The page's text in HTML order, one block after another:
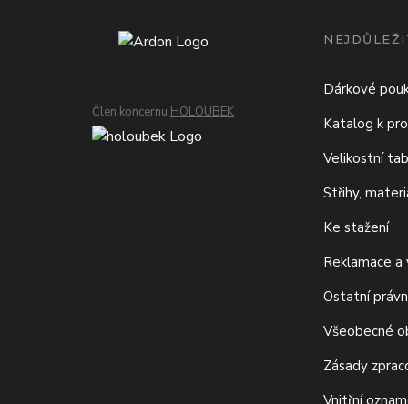
Člen koncernu HOLOUBEK
Dárkové
Katalog k
Velikostní
Střihy,
Ke stažení
Reklamace a
Ostatní
Všeobecné
Zásady
Vnitřní